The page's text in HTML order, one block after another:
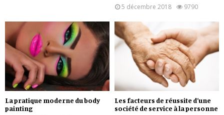
5 décembre 2018
9790
La pratique moderne du body
painting
Les facteurs de réussite d’une
société de service à la personne